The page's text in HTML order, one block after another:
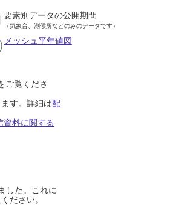
要素別データの公開期間
（気象台、測候所などのみのデータです）
メッシュ平年値図
ご覧くださ
す。詳細は配
資料に関する
した。これに
ださい。